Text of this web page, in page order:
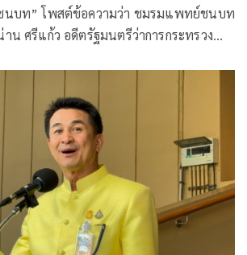
บท” โพสต์ข้อความว่า ชมรมแพทย์ชนบท
ศรีแก้ว อดีตรัฐมนตรีว่าการกระทรวง